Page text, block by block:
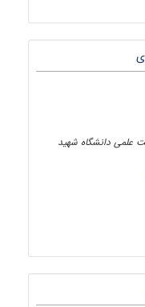
علمی دانشگاه شهید